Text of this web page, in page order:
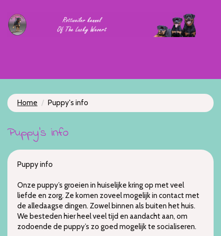
Home Puppy's info
Puppy's info
Puppy info
Onze puppy’s groeien in huiselijke kring op met veel
liefde en zorg. Ze komen zoveel mogelijk in contact met
de alledaagse dingen. Zowel binnen als buiten het huis.
We besteden hier heel veel tijd en aandacht aan, om
zodoende de puppy’s zo goed mogelijk te socialiseren.